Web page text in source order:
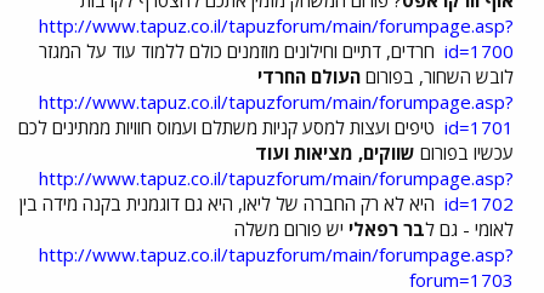
http://www.tapuz.co.il/tapuzforum/main/forumpage.asp?
id=1700 חרדים, דתיים וחילונים מוזמנים כולם ללמוד עוד על המגזר
לובש השחור, בפורום העולם החרדי
http://www.tapuz.co.il/tapuzforum/main/forumpage.asp?
id=1701 טיפים ועצות למסע קניות משתלם ועמוס חוויות ממתינים לכם
עכשיו בפורום שווקים, מציאות ועוד
http://www.tapuz.co.il/tapuzforum/main/forumpage.asp?
id=1702 היא לא רק החברה של ליאו, היא גם דוגמנית בקנה מידה בין
לאומי - גם לבר רפאלי יש פורום משלה
http://www.tapuz.co.il/tapuzforum/main/forumpage.asp?
forum=1703